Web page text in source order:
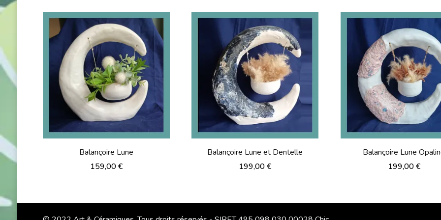
Balançoire Lune
159,00€
Balançoire Lune et Dentelle
199,00€
Balançoire Lune
199,00€